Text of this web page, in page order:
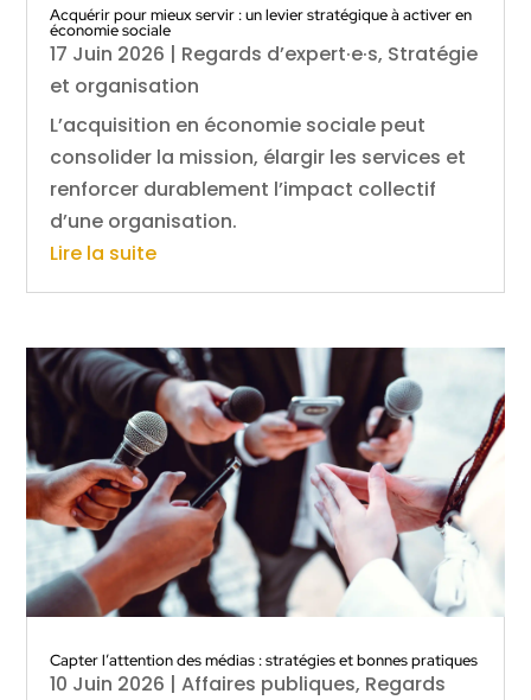
Acquérir pour mieux servir : un levier stratégique à activer en
économie sociale
17 Juin 2026 | Regards d’expert·e·s, Stratégie
et organisation
L’acquisition en économie sociale peut
consolider la mission, élargir les services et
renforcer durablement l’impact collectif
d’une organisation.
Lire la suite
Capter l’attention des médias : stratégies et bonnes pratiques
10 Juin 2026 |Affaires publiques, Regards